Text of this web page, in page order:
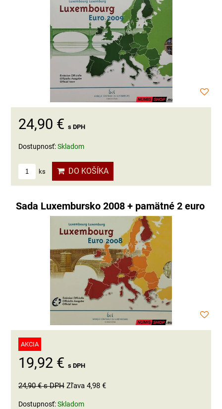
24,90 € s DPH
Dostupnosť:Skladom
ks DO KOŠÍKA
Sada Luxembursko 2008 + pamätné 2 euro
AKCIA
19,92 € s DPH
24,90 €s DPH Zľava 4,98 €
Dostupnosť:Skladom